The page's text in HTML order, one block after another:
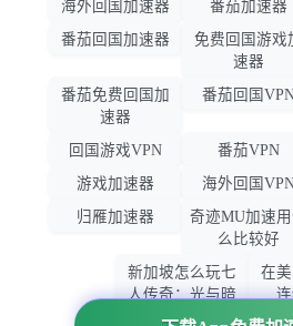
海外回国加速器 番茄加速器
番茄回国加速器
免费回国游戏
速器
番茄免费回国加
速器
番茄回国
回国游戏VPN 番茄VPN
游戏加速器
海外回国
归雁加速器
奇迹MU加速
么比较好
新加坡怎么玩七
人传奇：光与暗
之交战
在